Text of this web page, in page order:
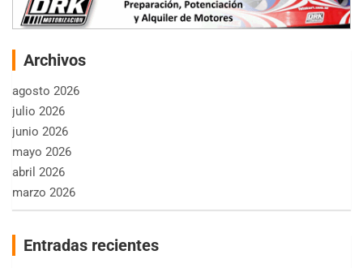
Archivos
agosto 2026
julio 2026
junio 2026
mayo 2026
abril 2026
marzo 2026
Entradas recientes